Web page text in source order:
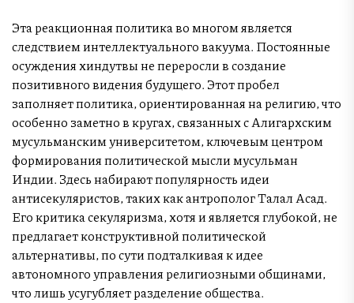
Эта реакционная политика во многом является
следствием интеллектуального вакуума. Постоянные
осуждения хиндутвы не переросли в создание
позитивного видения будущего. Этот пробел
заполняет политика, ориентированная на религию, что
особенно заметно в кругах, связанных с Алигархским
мусульманским университетом, ключевым центром
формирования политической мысли мусульман
Индии. Здесь набирают популярность идеи
антисекуляристов, таких как антрополог Талал Асад.
Его критика секуляризма, хотя и является глубокой, не
предлагает конструктивной политической
альтернативы, по сути подталкивая к идее
автономного управления религиозными общинами,
что лишь усугубляет разделение общества.